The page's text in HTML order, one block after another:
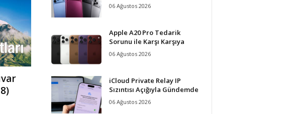
06 Ağustos 2026
Apple A20 Pro Tedarik
Sorunu ile Karşı Karşıya
06 Ağustos 2026
iCloud Private Relay IP
Sızıntısı Açığıyla Gündemde
06 Ağustos 2026